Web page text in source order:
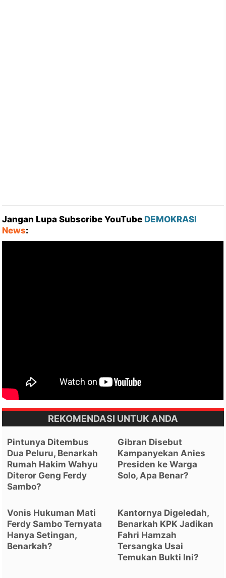
Jangan Lupa Subscribe YouTube DEMOKRASI
News:
REKOMENDASI UNTUK ANDA
Pintunya Ditembus
Dua Peluru, Benarkah
Rumah Hakim Wahyu
Diteror Geng Ferdy
Sambo?
Gibran Disebut
Kampanyekan Anies
Presiden ke Warga
Solo, Apa Benar?
Vonis Hukuman Mati
Ferdy Sambo Ternyata
Hanya Setingan,
Benarkah?
Kantornya Digeledah,
Benarkah KPK Jadikan
Fahri Hamzah
Tersangka Usai
Temukan Bukti Ini?